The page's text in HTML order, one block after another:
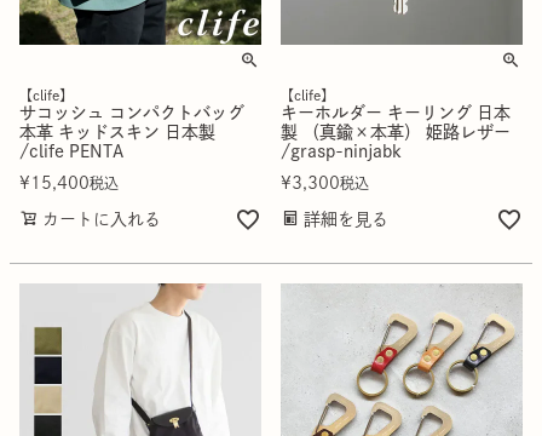
【clife】
サコッシュ コンパクトバッグ
本革 キッドスキン 日本製
/clife PENTA
¥ 15,400税込
カートに入れる
【clife】
キーホルダー キーリング 日本
製 （真鍮×本革） 姫路レザー
/grasp-ninjabk
¥3,300税込
詳細を見る